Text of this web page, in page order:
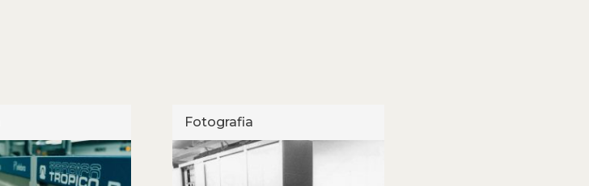
Fotografia